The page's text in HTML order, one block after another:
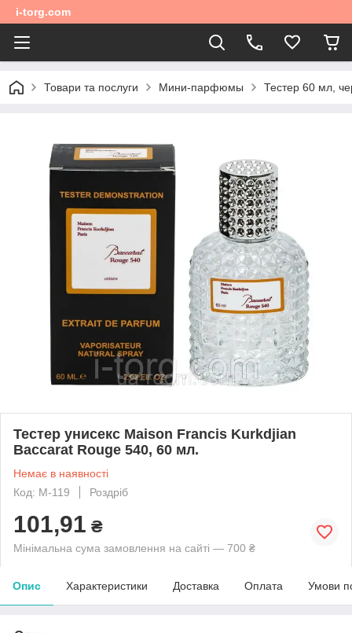
i-torg.com
Товари та послуги Мини-парфюмы Тестер 60 мл,
Тестер унисекс Maison Francis Kurkdjian
Baccarat Rouge 540, 60 мл.
Немає в наявності
Код: M-119
Роздріб
101,91 ₴
Мінімальна сума замовлення на сайті — 700 ₴
Опис Характеристики Доставка Оплата Умови